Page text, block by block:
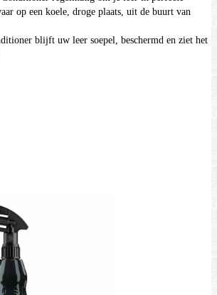
op een koele, droge plaats, uit de buurt van
blijft uw leer soepel, beschermd en ziet het